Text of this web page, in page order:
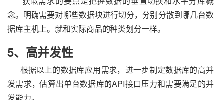
念。明确需要对哪些数据块进行切分，分别分散到哪几台数
据库主机上。就和实际商品的种类划分一样。
5、高并发性
根据以上的数据库应用需求，进一步制定数据库的高并
发需求，估算出单台数据库的API接口压力和需要满足的并
发能力。